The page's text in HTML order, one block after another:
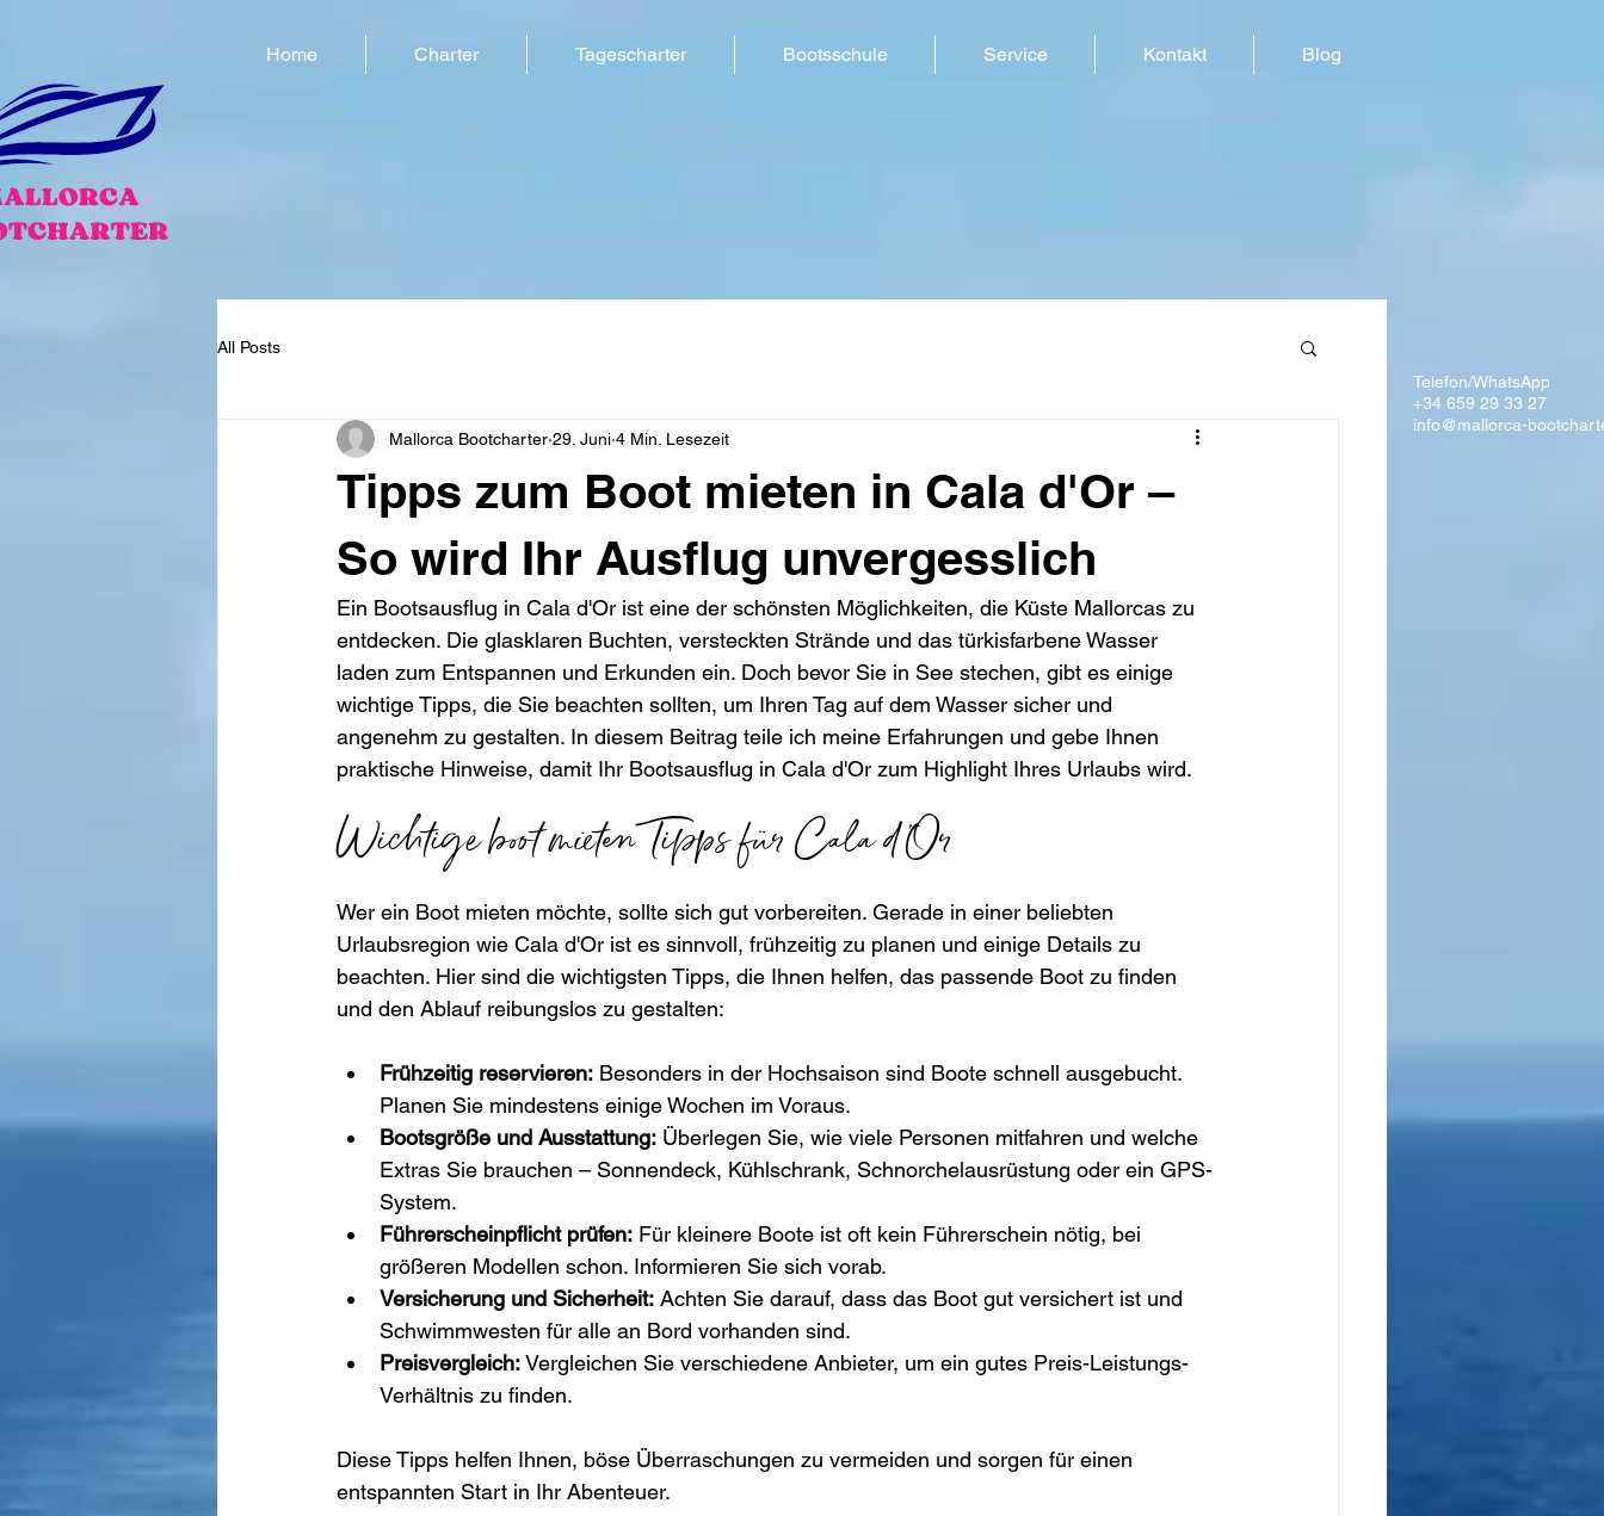
Home Charter Tagescharter Bootsschule Service Kontakt Blog
All Posts
Tipps zum Boot mieten in Cala d'Or –
So wird Ihr Ausflug unvergesslich
Mallorca Bootcharter 29. Juni 4 Min. Lesezeit
Ein Bootsausflug in Cala d'Or ist eine der schönsten Möglichkeiten, die Küste Mallorcas zu
entdecken. Die glasklaren Buchten, versteckten Strände und das türkisfarbene Wasser
laden zum Entspannen und Erkunden ein. Doch bevor Sie in See stechen, gibt es einige
wichtige Tipps, die Sie beachten sollten, um Ihren Tag auf dem Wasser sicher und
angenehm zu gestalten. In diesem Beitrag teile ich meine Erfahrungen und gebe Ihnen
praktische Hinweise, damit Ihr Bootsausflug in Cala d'Or zum Highlight Ihres Urlaubs wird.
Wichtige boot mieten Tipps für Cala d'Or
Wer ein Boot mieten möchte, sollte sich gut vorbereiten. Gerade in einer beliebten
Urlaubsregion wie Cala d'Or ist es sinnvoll, frühzeitig zu planen und einige Details zu
beachten. Hier sind die wichtigsten Tipps, die Ihnen helfen, das passende Boot zu finden
und den Ablauf reibungslos zu gestalten:
Frühzeitig reservieren: Besonders in der Hochsaison sind Boote schnell ausgebucht.
Planen Sie mindestens einige Wochen im Voraus.
Bootsgröße und Ausstattung: Überlegen Sie, wie viele Personen mitfahren und welche
Extras Sie brauchen – Sonnendeck, Kühlschrank, Schnorchelausrüstung oder ein GPS-
System.
Führerscheinpflicht prüfen: Für kleinere Boote ist oft kein Führerschein nötig, bei
größeren Modellen schon. Informieren Sie sich vorab.
Versicherung und Sicherheit: Achten Sie darauf, dass das Boot gut versichert ist und
Schwimmwesten für alle an Bord vorhanden sind.
Preisvergleich: Vergleichen Sie verschiedene Anbieter, um ein gutes Preis-Leistungs-
Verhältnis zu finden.
Diese Tipps helfen Ihnen, böse Überraschungen zu vermeiden und sorgen für einen
entspannten Start in Ihr Abenteuer.
Telefon/WhatsApp
+34 659 29 33 27
info@mallorca-